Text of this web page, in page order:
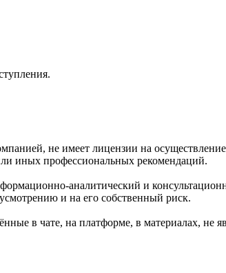
не имеет лицензии на
иных профессиональных рекомендаций.
аналитический и
и на его собственный риск.
в чате, на платформе, в материалах, не